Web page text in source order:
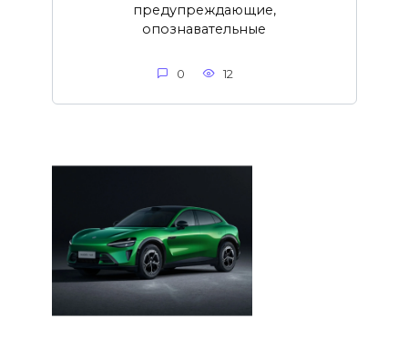
предупреждающие,
опознавательные
0 12